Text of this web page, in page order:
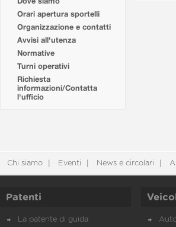
Orari apertura sportelli
Organizzazione e contatti
Avvisi all'utenza
Normative
Turni operativi
Richiesta
informazioni/Contatta
l'ufficio
Chi siamo Eventi News e circolari
Patenti
La patente di guida